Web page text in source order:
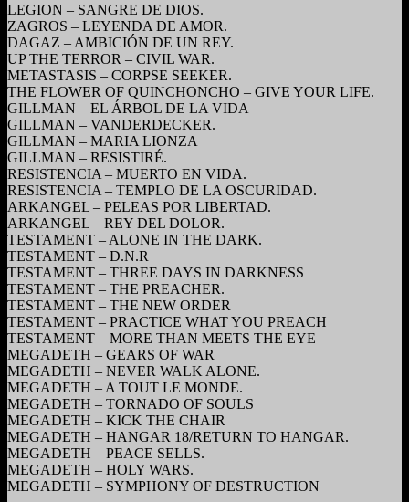
LEGION – SANGRE DE DIOS.
ZAGROS – LEYENDA DE AMOR.
DAGAZ – AMBICIÓN DE UN REY.
UP THE TERROR – CIVIL WAR.
METASTASIS – CORPSE SEEKER.
THE FLOWER OF QUINCHONCHO – GIVE YOUR LIFE.
GILLMAN – EL ÁRBOL DE LA VIDA
GILLMAN – VANDERDECKER.
GILLMAN – MARIA LIONZA
GILLMAN – RESISTIRÉ.
RESISTENCIA – MUERTO EN VIDA.
RESISTENCIA – TEMPLO DE LA OSCURIDAD.
ARKANGEL – PELEAS POR LIBERTAD.
ARKANGEL – REY DEL DOLOR.
TESTAMENT – ALONE IN THE DARK.
TESTAMENT – D.N.R
TESTAMENT – THREE DAYS IN DARKNESS
TESTAMENT – THE PREACHER.
TESTAMENT – THE NEW ORDER
TESTAMENT – PRACTICE WHAT YOU PREACH
TESTAMENT – MORE THAN MEETS THE EYE
MEGADETH – GEARS OF WAR
MEGADETH – NEVER WALK ALONE.
MEGADETH – A TOUT LE MONDE.
MEGADETH – TORNADO OF SOULS
MEGADETH – KICK THE CHAIR
MEGADETH – HANGAR 18/RETURN TO HANGAR.
MEGADETH – PEACE SELLS.
MEGADETH – HOLY WARS.
MEGADETH – SYMPHONY OF DESTRUCTION